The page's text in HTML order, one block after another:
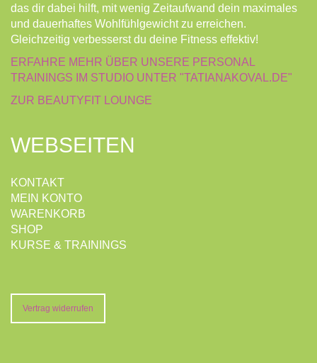
das dir dabei hilft, mit wenig Zeitaufwand dein maximales
und dauerhaftes Wohlfühlgewicht zu erreichen.
Gleichzeitig verbesserst du deine Fitness effektiv!
ERFAHRE MEHR ÜBER UNSERE PERSONAL
TRAININGS IM STUDIO UNTER "TATIANAKOVAL.DE"
ZUR BEAUTYFIT LOUNGE
WEBSEITEN
KONTAKT
MEIN KONTO
WARENKORB
SHOP
KURSE & TRAININGS
Vertrag widerrufen